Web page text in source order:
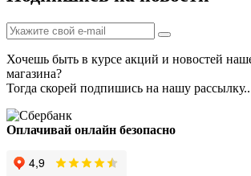
Хочешь быть в курсе акций и новостей
магазина?
Тогда скорей подпишись на нашу
Оплачивай онлайн безопасно